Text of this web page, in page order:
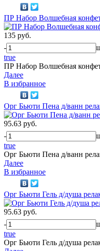
ПР Набор Волшебная
135 руб.
-
true
ПР Набор Волшебная
Далее
В избранное
Орг Бьюти Пена д/ванн
95.63 руб.
-
true
Орг Бьюти Пена д/ванн
Далее
В избранное
Орг Бьюти Гель д/душа
95.63 руб.
-
true
Орг Бьюти Гель д/душа